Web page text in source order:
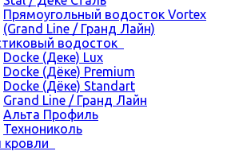
Прямоугольный водосток Vortex
(Grand Line / Гранд Лайн)
водосток
Docke (Деке) Lux
Docke (Дёке) Premium
Docke (Дёке) Standart
Grand Line / Гранд Лайн
Альта Профиль
Технониколь